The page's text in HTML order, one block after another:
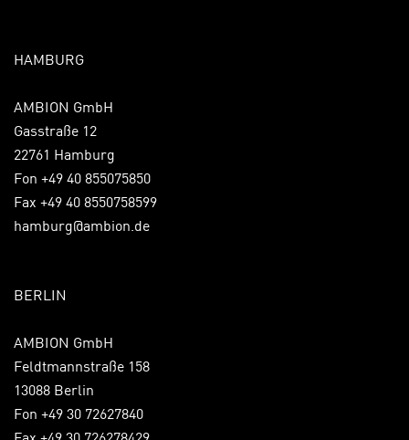
HAMBURG
AMBION GmbH
Gasstraße 12
22761 Hamburg
Fon +49 40 855075850
Fax +49 40 8550758599
hamburg@ambion.de
BERLIN
AMBION GmbH
Feldtmannstraße 158
13088 Berlin
Fon +49 30 72627840